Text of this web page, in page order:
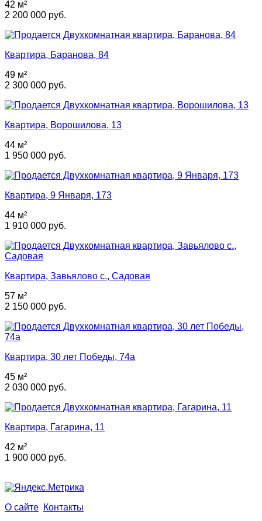
42 м²
2 200 000 руб.
Квартира, Баранова, 84
49 м²
2 300 000 руб.
Квартира, Ворошилова, 13
44 м²
1 950 000 руб.
Квартира, 9 Января, 173
44 м²
1 910 000 руб.
Квартира, Завьялово с., Садовая
57 м²
2 150 000 руб.
Квартира, 30 лет Победы, 74а
45 м²
2 030 000 руб.
Квартира, Гагарина, 11
42 м²
1 900 000 руб.
О сайте Контакты